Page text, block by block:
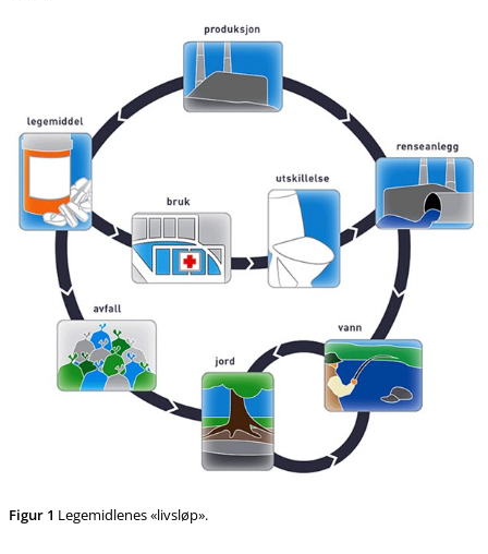
Figur 1 Legemidlenes «livsløp».